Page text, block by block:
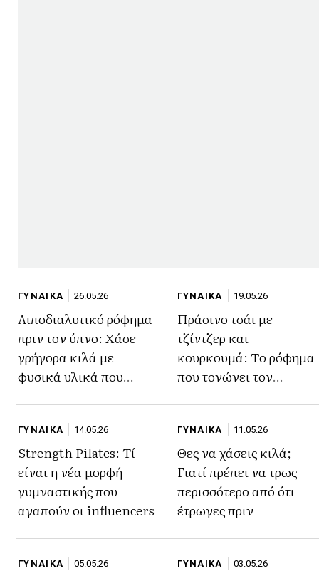
ΓΥΝΑΙΚΑ 26.05.26
Λιποδιαλυτικό ρόφημα
πριν τον ύπνο: Χάσε
γρήγορα κιλά με
φυσικά υλικά που
ΓΥΝΑΙΚΑ 19.05.26
Πράσινο τσάι με
τζίντζερ και
κουρκουμά: Το ρόφημα
που τονώνει τον
ΓΥΝΑΙΚΑ 14.05.26
Strength Pilates: Τί
είναι η νέα μορφή
γυμναστικής που
αγαπούν οι influencers
ΓΥΝΑΙΚΑ 11.05.26
Θες να χάσεις κιλά;
Γιατί πρέπει να τρως
περισσότερο από ότι
έτρωγες πριν
ΓΥΝΑΙΚΑ 05.05.26 ΓΥΝΑΙΚΑ 03.05.26